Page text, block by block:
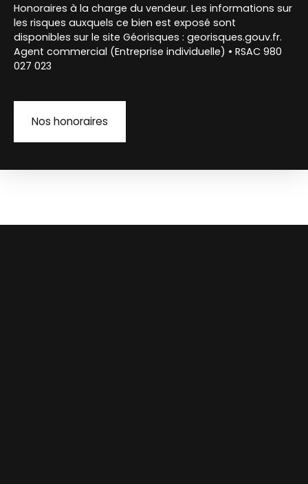
Honoraires à la charge du vendeur. Les informations sur
les risques auxquels ce bien est exposé sont
disponibles sur le site Géorisques : georisques.gouv.fr.
Agent commercial (Entreprise individuelle) • RSAC 980
027 023
Nos honoraires